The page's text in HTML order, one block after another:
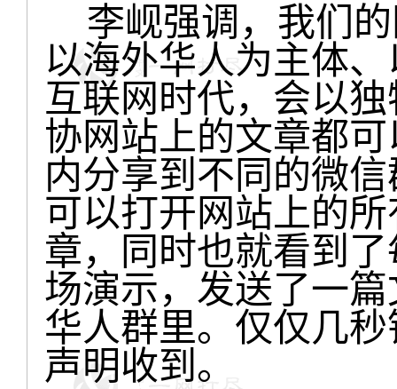
李岘强调，我们的
以海外华人为主体
互联网时代，会以
协网站上的文章都
内分享到不同的微
可以打开网站上的
章，同时也就看到
场演示，发送了一
华人群里。仅仅几
声明收到。